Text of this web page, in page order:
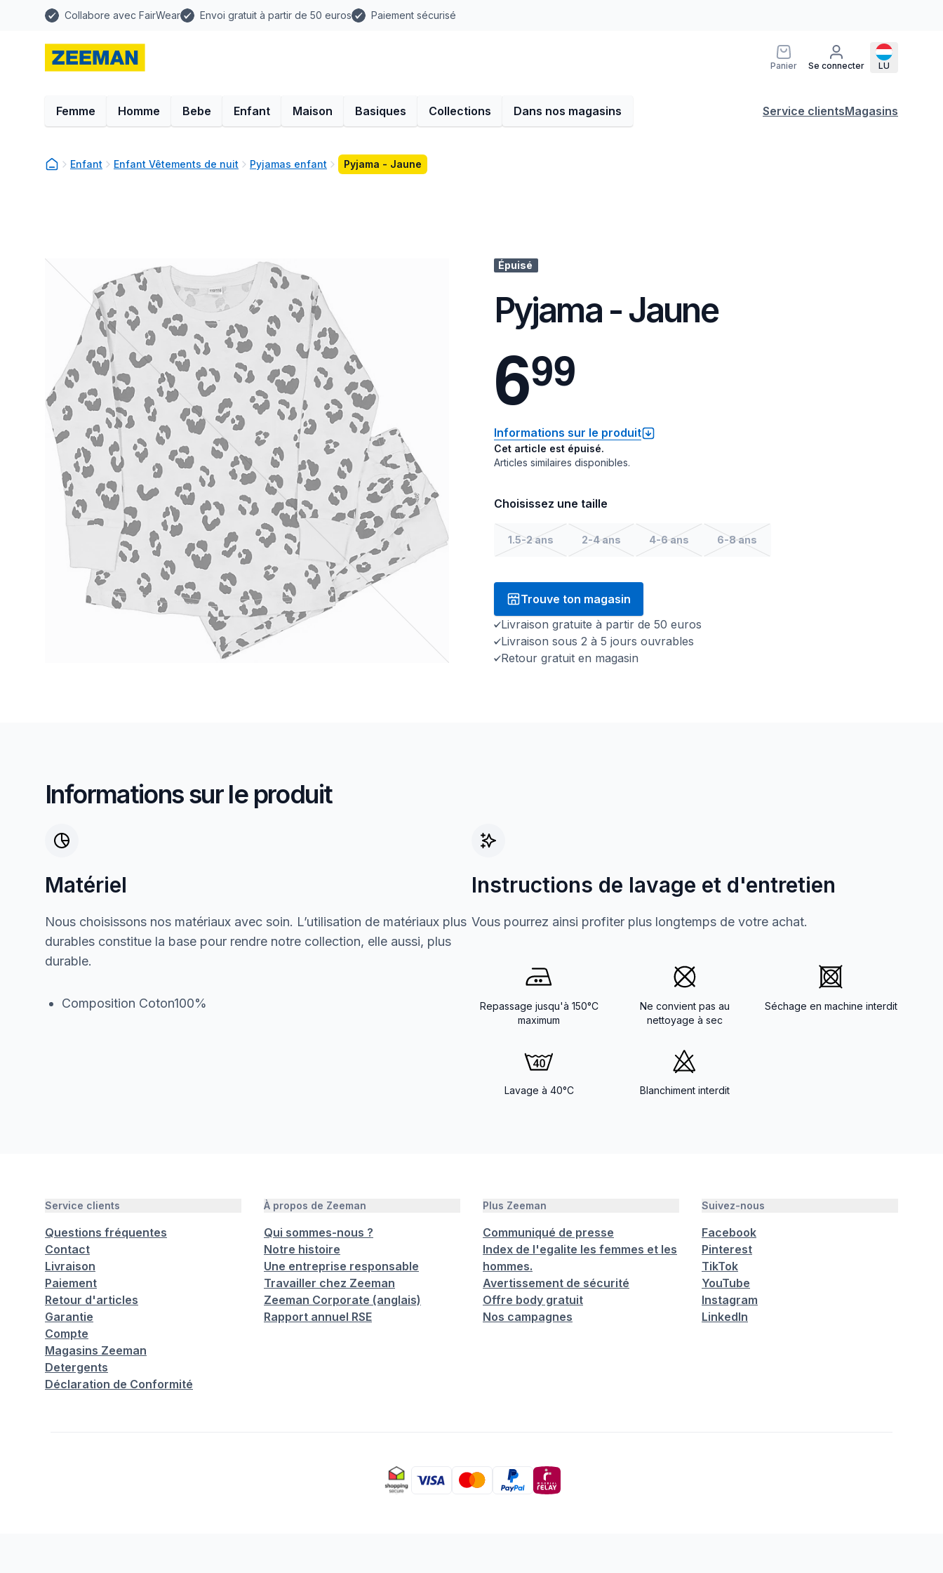
Collabore avec FairWear Envoi gratuit à partir de 50 euros Paiement sécurisé
Panier Se connecter LU
Femme Homme Bebe Enfant Maison Basiques Collections Dans nos magasins Service clientsMagasins
Enfant Enfant Vêtements de nuit Pyjamas enfant Pyjama - Jaune
Épuisé
Pyjama - Jaune
699
Informations sur le produit
Cet article est épuisé.
Articles similaires disponibles.
Choisissez une taille
1.5-2 ans 2-4 ans 4-6 ans 6-8 ans
Trouve ton magasin
Livraison gratuite à partir de 50 euros
Livraison sous 2 à 5 jours ouvrables
Retour gratuit en magasin
Informations sur le produit
Matériel
Nous choisissons nos matériaux avec soin. L’utilisation de matériaux plus
durables constitue la base pour rendre notre collection, elle aussi, plus
durable.
Composition Coton100%
Instructions de lavage et d'entretien
Vous pourrez ainsi profiter plus longtemps de votre achat.
Repassage jusqu'à 150°C
maximum
Ne convient pas au
nettoyage à sec
Séchage en machine interdit
Lavage à 40°C Blanchiment interdit
Service clients
Questions fréquentes
Contact
Livraison
Paiement
Retour d'articles
Garantie
Compte
Magasins Zeeman
Detergents
Déclaration de Conformité
À propos de Zeeman
Qui sommes-nous ?
Notre histoire
Une entreprise responsable
Travailler chez Zeeman
Zeeman Corporate (anglais)
Rapport annuel RSE
Plus Zeeman
Communiqué de presse
Index de l'egalite les femmes et les
hommes.
Avertissement de sécurité
Offre body gratuit
Nos campagnes
Suivez-nous
Facebook
Pinterest
TikTok
YouTube
Instagram
LinkedIn